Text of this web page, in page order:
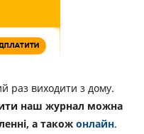
раз виходити з дому.
наш журнал можна
а також онлайн.